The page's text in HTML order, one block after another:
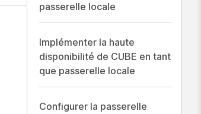
passerelle locale
Implémenter la haute
disponibilité de CUBE en tant
que passerelle locale
Configurer la passerelle